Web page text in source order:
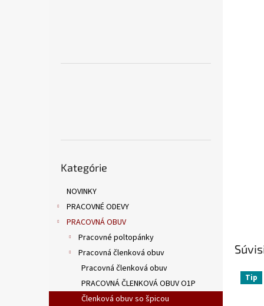
kategórie
Kategórie
NOVINKY
PRACOVNÉ ODEVY
PRACOVNÁ OBUV
Pracovné poltopánky
Pracovná členková obuv
Pracovná členková obuv
PRACOVNÁ ČLENKOVÁ OBUV O1P
Členková obuv so špicou
Tip